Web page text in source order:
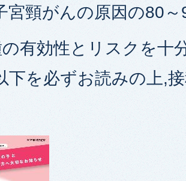
宮頸がんの原因の80
有効性とリスクを十
下を必ずお読みの上,